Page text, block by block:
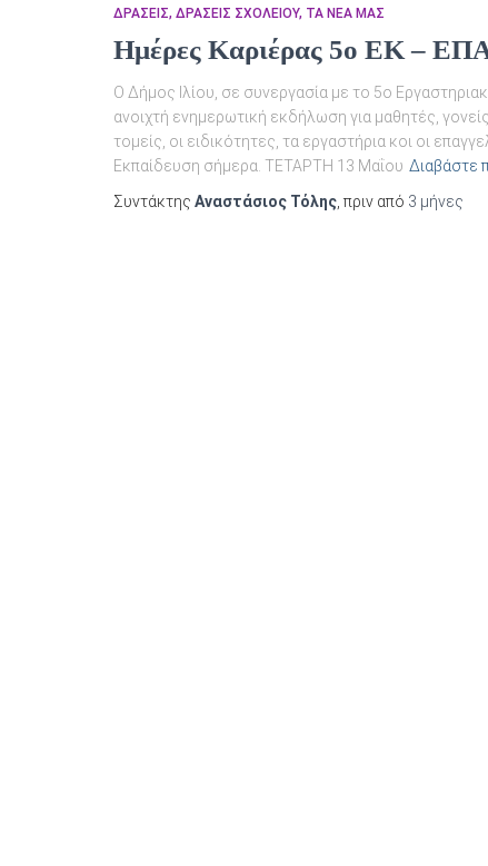
ΔΡΑΣΕΙΣ ΔΡΆΣΕΙΣ ΣΧΟΛΕΊΟΥ ΤΑ ΝΈΑ ΜΑΣ
Ημέρες Καριέρας 5ο ΕΚ –
O Δήμος Ιλίου, σε συνεργασία με το 5ο
ανοιχτή ενημερωτική εκδήλωση για μαθητές,
τομείς, οι ειδικότητες, τα εργαστήρια κοι οι
Εκπαίδευση σήμερα. ΤΕΤΑΡΤΗ 13 Μαΐου Διαβάστε
Συντάκτης Αναστάσιος Τόλης , πριν από 3 μήνες